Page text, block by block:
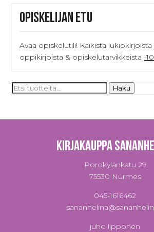
Opiskelijan etu
Avaa opiskelutili! Kaikista
oppikirjoista & opiskelutarvikkeista -
Etsi: Haku
Kirjakauppa
Porokylänkatu 29
75530 Nurmes
045-1616462
juho lipponen